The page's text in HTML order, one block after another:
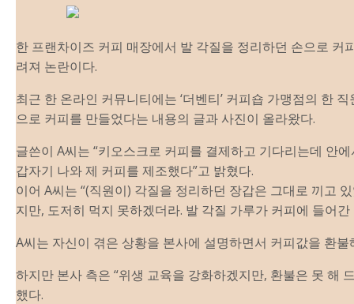
한 프랜차이즈 커피 매장에서 발 각질을 정리하던 손으로 커
려져 논란이다.
최근 한 온라인 커뮤니티에는 ‘더벤티’ 커피숍 가맹점의 한
으로 커피를 만들었다는 내용의 글과 사진이 올라왔다.
글쓴이 A씨는 “키오스크로 커피를 결제하고 기다리는데 안
갑자기 나와제 커피를 제조했다”고 밝혔다.
이어 A씨는 “(직원이) 각질을 정리하던 장갑은 그대로 끼고
지만, 도저히 먹지 못하겠더라. 발 각질 가루가 커피에 들어
A씨는 자신이 겪은 상황을 본사에 설명하면서 커피값을 환
하지만 본사 측은 “위생 교육을 강화하겠지만, 환불은 못 해
했다.